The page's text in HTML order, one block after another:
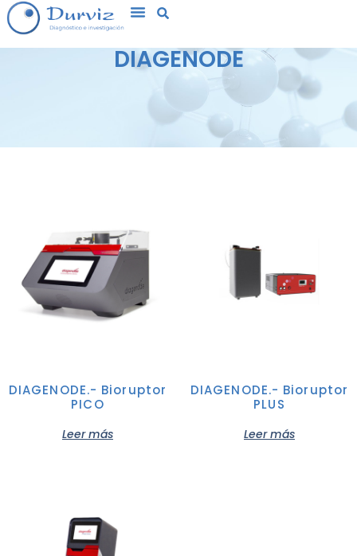
DIAGENODE
DIAGENODE.- Bioruptor
PICO
Leer más
DIAGENODE.- Bioruptor
PLUS
Leer más